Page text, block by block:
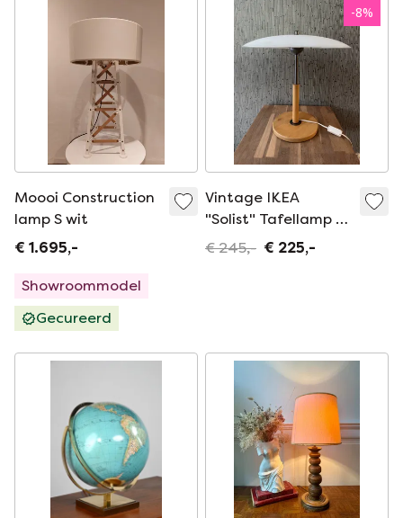
Moooi Construction
lamp S wit
€ 1.695,-
Showroommodel
Gecureerd
-8%
Vintage IKEA
"Solist" Tafellamp –
Karin Möbring
€ 245,- € 225,-